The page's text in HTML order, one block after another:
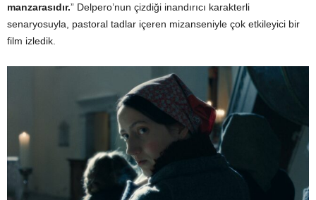
manzarasıdır.” Delpero’nun çizdiği inandırıcı karakterli
senaryosuyla, pastoral tadlar içeren mizanseniyle çok etkileyici bir
film izledik.